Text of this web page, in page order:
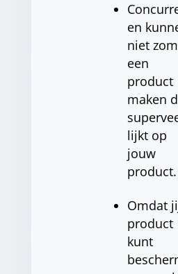
en
niet
een
product
maken
lijkt op
jouw
product.
Omdat
product
kunt